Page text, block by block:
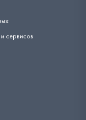
сервисов